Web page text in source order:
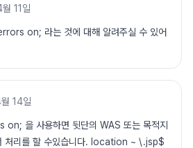
11일
on; 라는 것에 대해 알려주실 수 있어
14일
을 사용하면 뒷단의 WAS 또는 목적지
처리를 할 수있습니다. location ~ \.jsp$